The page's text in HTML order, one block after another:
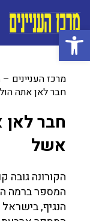
פתח סרגל נגישות
מרכז העניינים
חבר לאן אתה
חבר לאן
אשל
הקורונה גובה
הנגיף,